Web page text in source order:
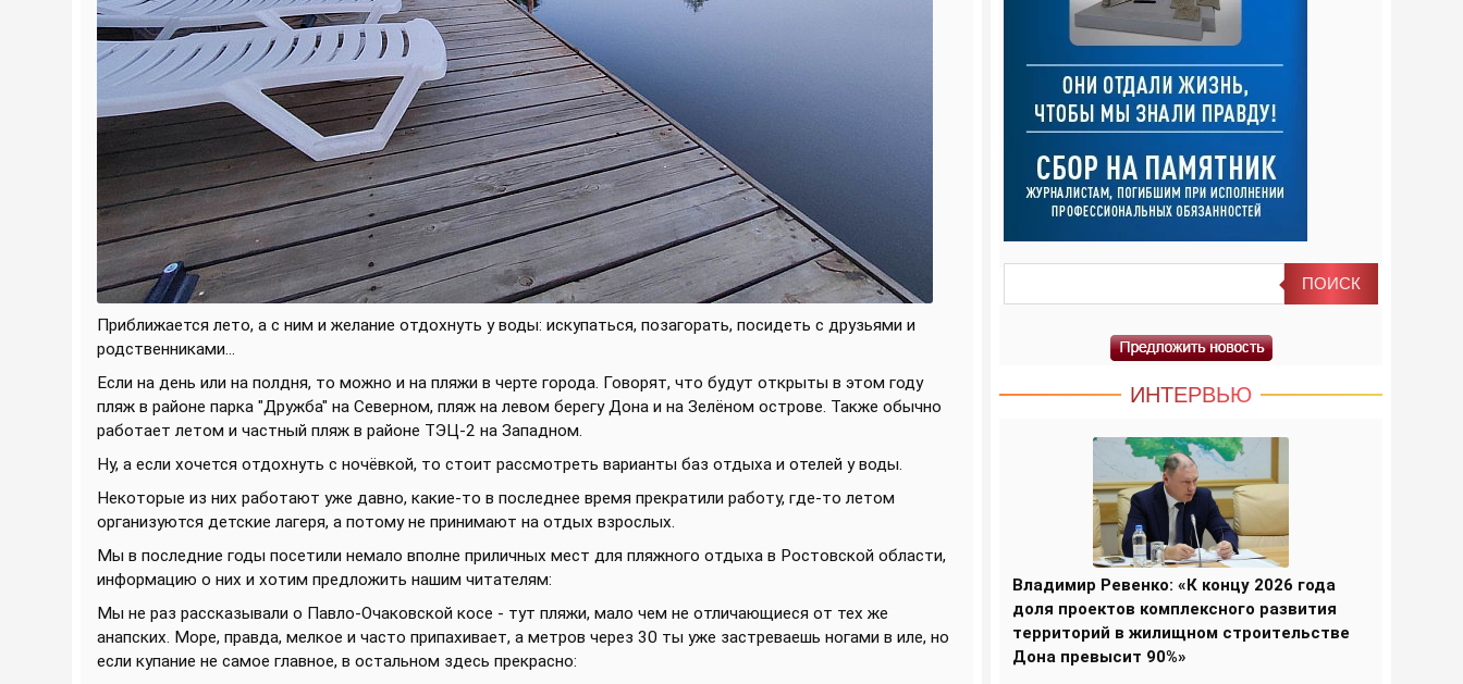
Приближается лето, а с ним и желание отдохнуть у воды: искупаться, позагорать, посидеть с друзьями и
родственниками...
Если на день или на полдня, то можно и на пляжи в черте города. Говорят, что будут открыты в этом году
пляж в районе парка "Дружба" на Северном, пляж на левом берегу Дона и на Зелёном острове. Также обычно
работает летом и частный пляж в районе ТЭЦ-2 на Западном.
Ну, а если хочется отдохнуть с ночёвкой, то стоит рассмотреть варианты баз отдыха и отелей у воды.
Некоторые из них работают уже давно, какие-то в последнее время прекратили работу, где-то летом
организуются детские лагеря, а потому не принимают на отдых взрослых.
Мы в последние годы посетили немало вполне приличных мест для пляжного отдыха в Ростовской области,
информацию о них и хотим предложить нашим читателям:
Мы не раз рассказывали о Павло-Очаковской косе - тут пляжи, мало чем не отличающиеся от тех же
анапских. Море, правда, мелкое и часто припахивает, а метров через 30 ты уже застреваешь ногами в иле, но
если купание не самое главное, в остальном здесь прекрасно:
ИНТЕРВЬЮ
Владимир Ревенко: «К концу 2026 года
доля проектов комплексного развития
территорий в жилищном строительстве
Дона превысит 90%»